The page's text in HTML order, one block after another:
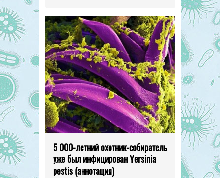
5 000-летний охотник-собиратель
уже был инфицирован Yersinia
pestis (аннотация)